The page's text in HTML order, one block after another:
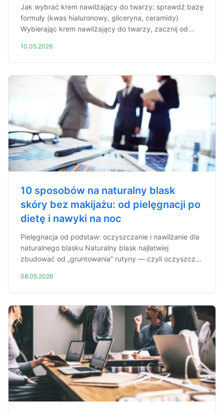
Jak wybrać krem nawilżający do twarzy: sprawdź bazę
formuły (kwas hialuronowy, gliceryna, ceramidy)
Wybierając krem nawilżający do twarzy, zacznij od...
10.05.2026
10 sposobów na naturalny blask
skóry bez makijażu: od pielęgnacji po
dietę i nawyki na noc
Pielęgnacja od podstaw: oczyszczanie i nawilżanie dla
naturalnego blasku Naturalny blask najłatwiej
zbudować od „gruntowania” rutyny — czyli oczyszcz...
08.05.2026